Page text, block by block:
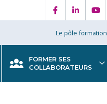
Le pôle formation
FORMER SES
COLLABORATEURS